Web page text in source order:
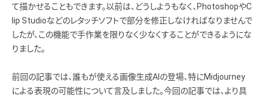
て描かせることもできます。以前は、どうしようもなく、PhotoshopやC
lip Studioなどのレタッチソフトで部分を修正しなければなりませんで
したが、この機能で手作業を限りなく少なくすることができるようにな
りました。
前回の記事では、誰もが使える画像生成AIの登場、特にMidjourney
による表現の可能性について言及しました。今回の記事では、より具